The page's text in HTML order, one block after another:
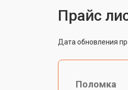
Прайс
Дата обновления
Поломка